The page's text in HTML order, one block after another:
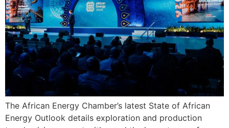
The African Energy Chamber’s latest State of African
Energy Outlook details exploration and production